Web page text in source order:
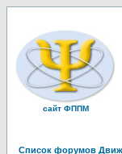
сайт ФППМ
Список форумов